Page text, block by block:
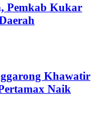
Pemkab Kukar
Khawatir
Naik